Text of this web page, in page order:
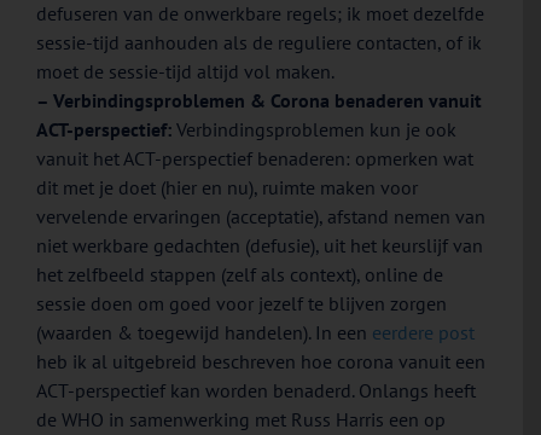
defuseren van de onwerkbare regels; ik moet dezelfde
sessie-tijd aanhouden als de reguliere contacten, of ik
moet de sessie-tijd altijd vol maken.
– Verbindingsproblemen & Corona benaderen vanuit
ACT-perspectief: Verbindingsproblemen kun je ook
vanuit het ACT-perspectief benaderen: opmerken wat
dit met je doet (hier en nu), ruimte maken voor
vervelende ervaringen (acceptatie), afstand nemen van
niet werkbare gedachten (defusie), uit het keurslijf van
het zelfbeeld stappen (zelf als context), online de
sessie doen om goed voor jezelf te blijven zorgen
(waarden & toegewijd handelen). In een eerdere post
heb ik al uitgebreid beschreven hoe corona vanuit een
ACT-perspectief kan worden benaderd. Onlangs heeft
de WHO in samenwerking met Russ Harris een op